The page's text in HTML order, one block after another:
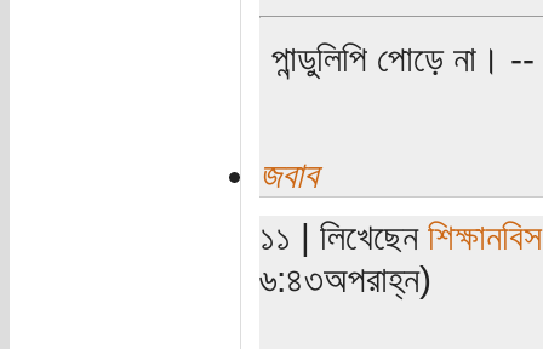
পান্ডুলিপি পোড়ে না। --
জবাব
১১ | লিখেছেন শিক্ষানবিস
৬:৪৩অপরাহ্ন)